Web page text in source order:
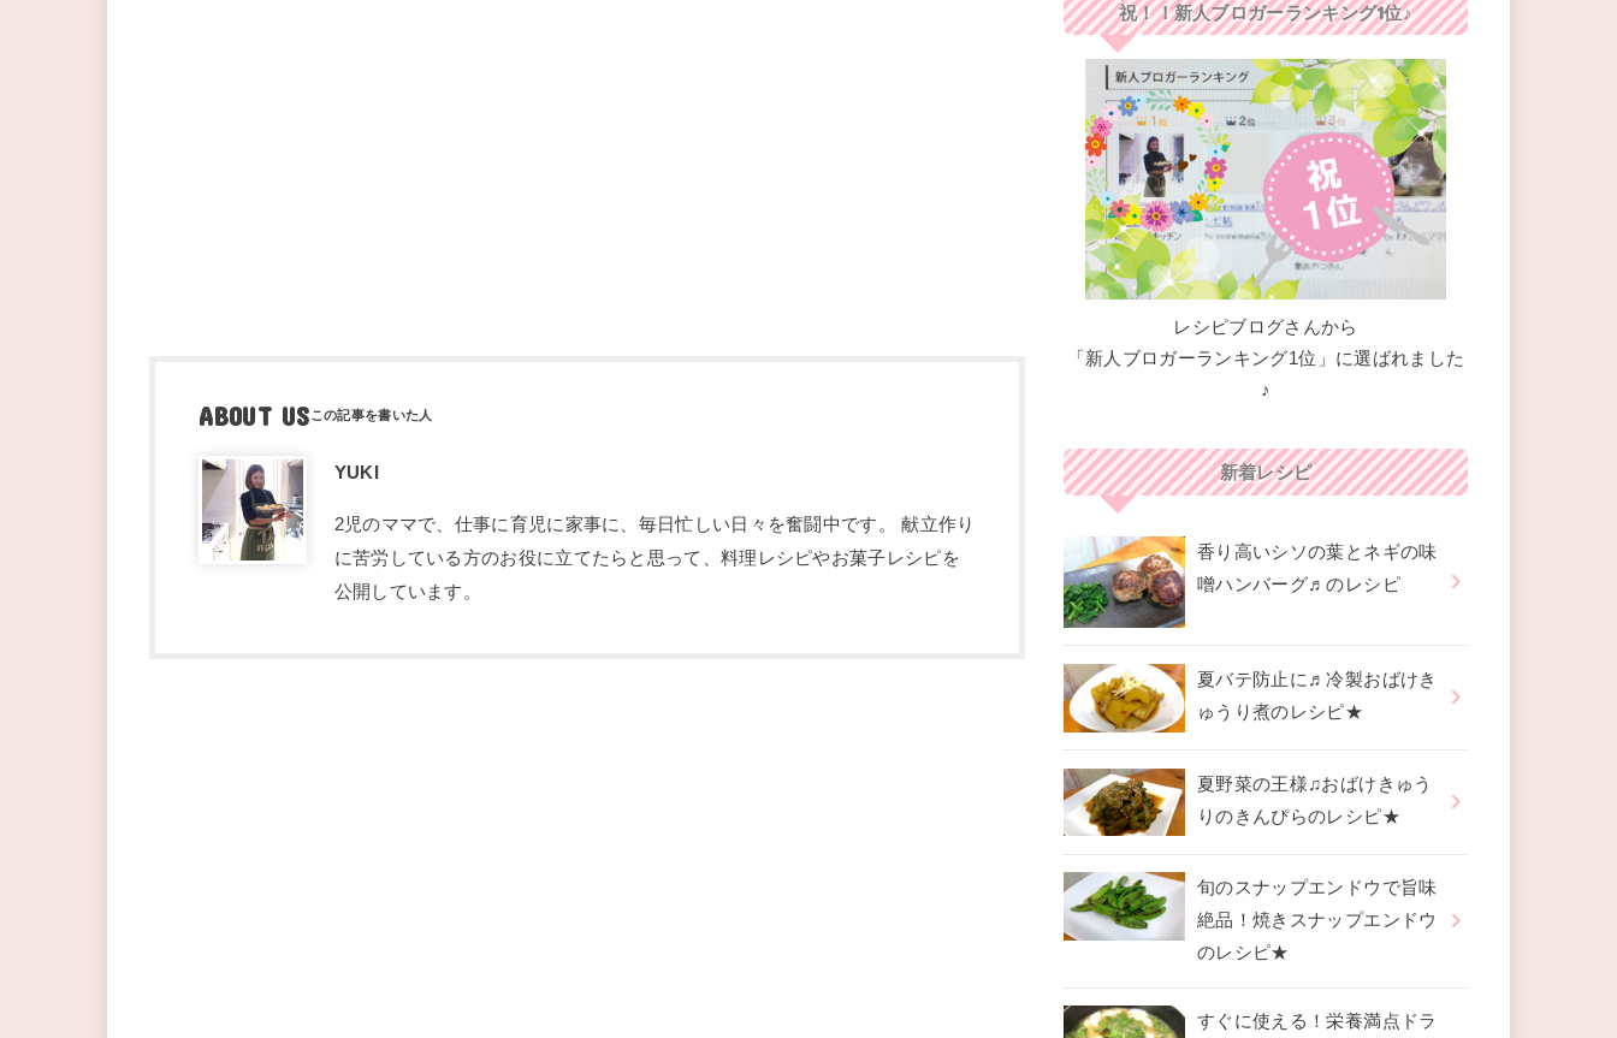
ABOUT US
YUKI
2児のママで、仕事に育児に家事に、毎日忙しい日々を奮闘中です。 献立作り
に苦労している方のお役に立てたらと思って、料理レシピやお菓子レシピを
公開しています。
祝！！新人ブロガーランキング1位♪
レシピブログさんから
「新人ブロガーランキング1位」に選ばれました
♪
新着レシピ
香り高いシソの葉とネギの味
噌ハンバーグ♬のレシピ
夏バテ防止に♬冷製おばけき
ゅうり煮のレシピ★
夏野菜の王様♫おばけきゅう
りのきんぴらのレシピ★
旬のスナップエンドウで旨味
絶品！焼きスナップエンドウ
のレシピ★
すぐに使える！栄養満点ドラ